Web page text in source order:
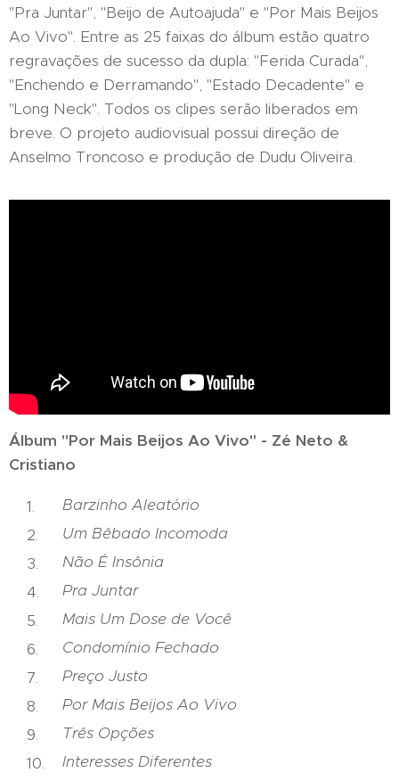
"Pra Juntar", "Beijo de Autoajuda" e "Por Mais Beijos
Ao Vivo". Entre as 25 faixas do álbum estão quatro
regravações de sucesso da dupla: "Ferida Curada",
"Enchendo e Derramando", "Estado Decadente" e
"Long Neck". Todos os clipes serão liberados em
breve. O projeto audiovisual possui direção de
Anselmo Troncoso e produção de Dudu Oliveira.
Álbum "Por Mais Beijos Ao Vivo" - Zé Neto &
Cristiano
Barzinho Aleatório
Um Bêbado Incomoda
Não É Insônia
Pra Juntar
Mais Um Dose de Você
Condomínio Fechado
Preço Justo
Por Mais Beijos Ao Vivo
Três Opções
Interesses Diferentes